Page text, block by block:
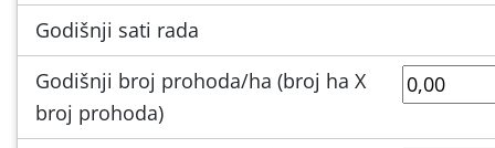
Godišnji sati rada
Godišnji broj prohoda/ha (broj ha X
broj prohoda)